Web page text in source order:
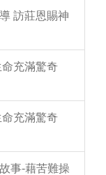
訪莊恩賜神
充滿驚奇
充滿驚奇
事-藉苦難操